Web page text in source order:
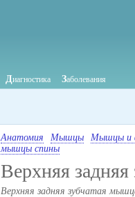
Диагностика Заболевания
Анатомия Мышцы Мышцы и
мышцы спины
Верхняя
Верхняя задняя зубчатая